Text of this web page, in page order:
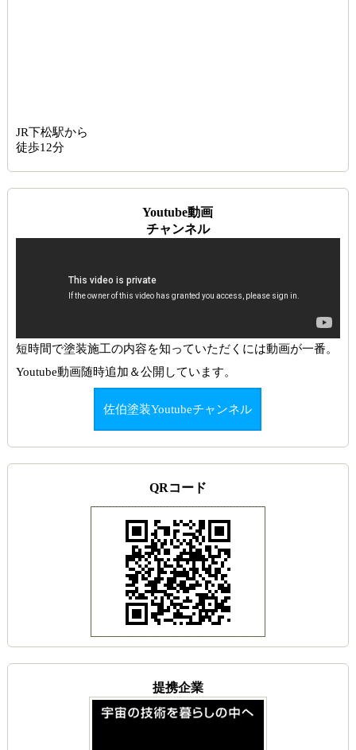
JR下松駅から
徒歩12分
Youtube動画
チャンネル
短時間で塗装施工の内容を知っていただくには動画が一番。
Youtube動画随時追加＆公開しています。
佐伯塗装Youtubeチャンネル
QRコード
提携企業